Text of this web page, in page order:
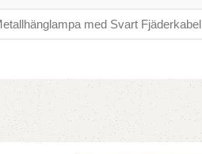
med Svart Fjäderkabel